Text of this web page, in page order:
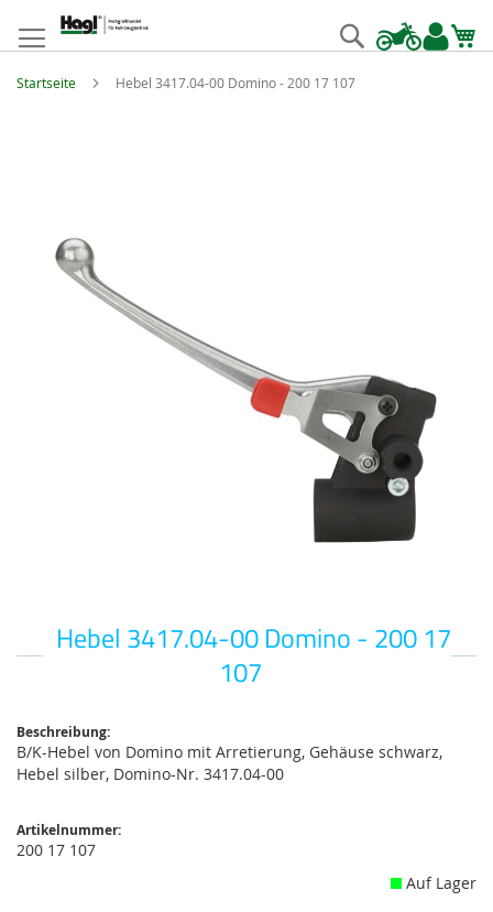
springen
Suche
Startseite Hebel 3417.04-00 Domino - 200 17 107
Hebel 3417.04-00 Domino - 200 17
107
Bildgalerie
springen
Anfang
Beschreibung:
B/K-Hebel von Domino mit Arretierung, Gehäuse schwarz,
Hebel silber, Domino-Nr. 3417.04-00
Artikelnummer:
200 17 107
Auf Lager